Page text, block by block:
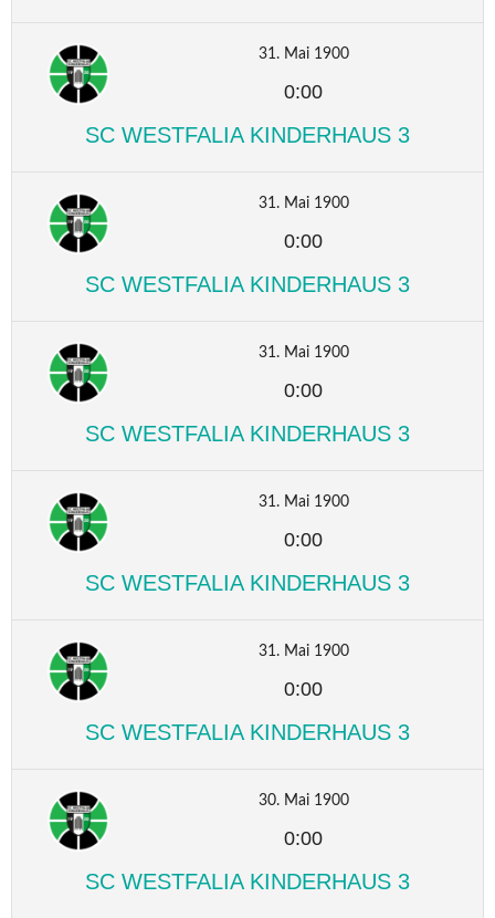
31. Mai 1900
0:00
SC WESTFALIA KINDERHAUS 3
31. Mai 1900
0:00
SC WESTFALIA KINDERHAUS 3
31. Mai 1900
0:00
SC WESTFALIA KINDERHAUS 3
31. Mai 1900
0:00
SC WESTFALIA KINDERHAUS 3
31. Mai 1900
0:00
SC WESTFALIA KINDERHAUS 3
30. Mai 1900
0:00
SC WESTFALIA KINDERHAUS 3